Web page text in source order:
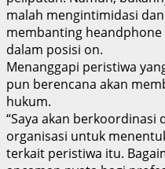
malah mengintimidasi
membanting
dalam posisi on.
Menanggapi peristiwa
pun berencana akan
hukum.
“Saya akan berkoordinasi
organisasi untuk
terkait peristiwa itu.